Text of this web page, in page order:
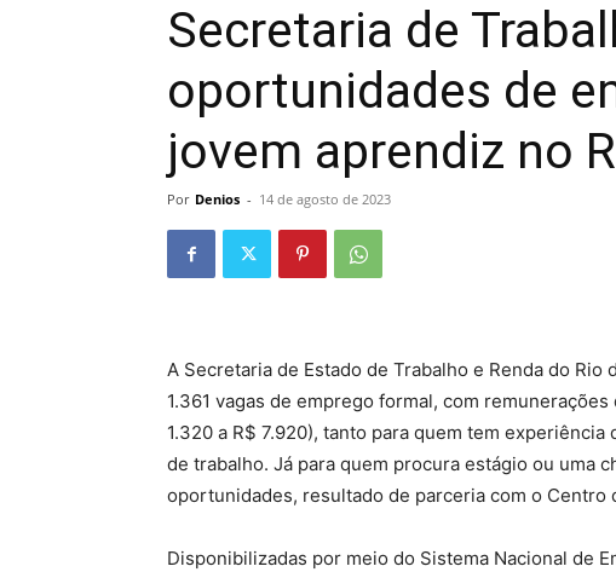
Secretaria de
oportunidades de
jovem aprendiz no
Por Denios - 14 de agosto de 2023
A Secretaria de Estado de Trabalho e Renda do
1.361 vagas de emprego formal, com
1.320 a R$ 7.920), tanto para quem tem
de trabalho. Já para quem procura estágio ou uma
oportunidades, resultado de parceria com o Centro
Disponibilizadas por meio do Sistema Nacional de